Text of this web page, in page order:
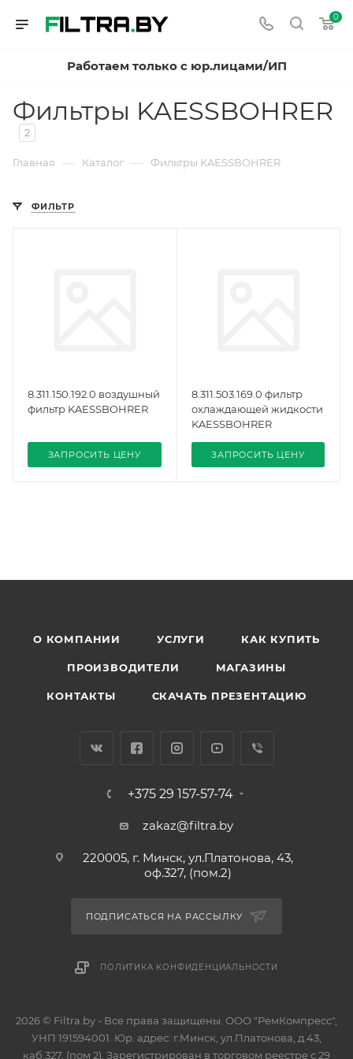
0
Работаем только с юр.лицами/ИП
Фильтры KAESSBOHRER
2
Главная — Каталог — Фильтры KAESSBOHRER
ФИЛЬТР
8.311.150.192.0 воздушный
фильтр KAESSBOHRER
ЗАПРОСИТЬ ЦЕНУ
8.311.503.169.0 фильтр
охлаждающей жидкости
KAESSBOHRER
ЗАПРОСИТЬ ЦЕНУ
О КОМПАНИИ УСЛУГИ КАК КУПИТЬ
ПРОИЗВОДИТЕЛИ МАГАЗИНЫ
КОНТАКТЫ СКАЧАТЬ ПРЕЗЕНТАЦИЮ
+375 29 157-57-74
zakaz@filtra.by
220005, г. Минск, ул.Платонова, 43,
оф.327, (пом.2)
ПОДПИСАТЬСЯ НА РАССЫЛКУ
ПОЛИТИКА КОНФИДЕНЦИАЛЬНОСТИ
2026 © Filtra.by - Все права защищены. ООО "РемКомпресс",
УНП 191594001. Юр. адрес: г.Минск, ул.Платонова, д.43,
каб.327, (пом 2). Зарегистрирован в торговом реестре с 29